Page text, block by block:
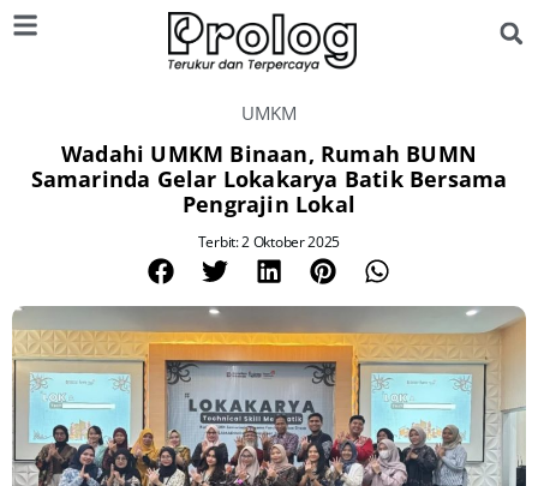
UMKM
Wadahi UMKM Binaan, Rumah BUMN
Samarinda Gelar Lokakarya Batik Bersama
Pengrajin Lokal
Terbit: 2 Oktober 2025